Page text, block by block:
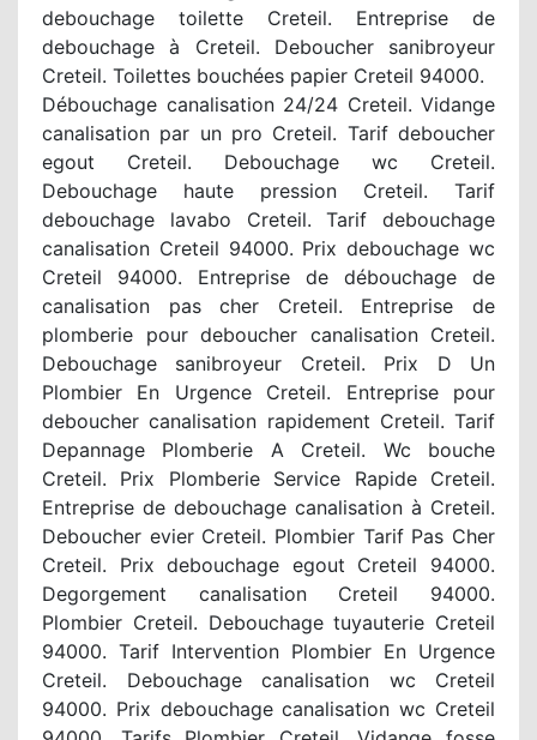
debouchage toilette Creteil. Entreprise de
debouchage à Creteil. Deboucher sanibroyeur
Creteil. Toilettes bouchées papier Creteil 94000.
Débouchage canalisation 24/24 Creteil. Vidange
canalisation par un pro Creteil. Tarif deboucher
egout Creteil. Debouchage wc Creteil.
Debouchage haute pression Creteil. Tarif
debouchage lavabo Creteil. Tarif debouchage
canalisation Creteil 94000. Prix debouchage wc
Creteil 94000. Entreprise de débouchage de
canalisation pas cher Creteil. Entreprise de
plomberie pour deboucher canalisation Creteil.
Debouchage sanibroyeur Creteil. Prix D Un
Plombier En Urgence Creteil. Entreprise pour
deboucher canalisation rapidement Creteil. Tarif
Depannage Plomberie A Creteil. Wc bouche
Creteil. Prix Plomberie Service Rapide Creteil.
Entreprise de debouchage canalisation à Creteil.
Deboucher evier Creteil. Plombier Tarif Pas Cher
Creteil. Prix debouchage egout Creteil 94000.
Degorgement canalisation Creteil 94000.
Plombier Creteil. Debouchage tuyauterie Creteil
94000. Tarif Intervention Plombier En Urgence
Creteil. Debouchage canalisation wc Creteil
94000. Prix debouchage canalisation wc Creteil